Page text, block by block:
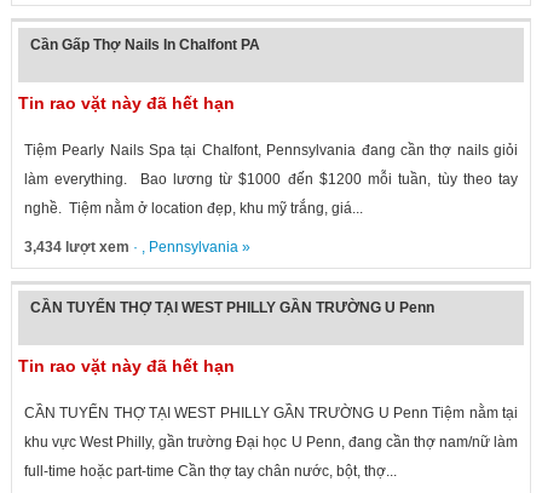
Cần Gấp Thợ Nails In Chalfont PA
Tin rao vặt này đã hết hạn
Tiệm Pearly Nails Spa tại Chalfont, Pennsylvania đang cần thợ nails giỏi
làm everything. Bao lương từ $1000 đến $1200 mỗi tuần, tùy theo tay
nghề. Tiệm nằm ở location đẹp, khu mỹ trắng, giá...
3,434 lượt xem · , Pennsylvania»
CẦN TUYỂN THỢ TẠI WEST PHILLY GẦN TRƯỜNG U Penn
Tin rao vặt này đã hết hạn
CẦN TUYỂN THỢ TẠI WEST PHILLY GẦN TRƯỜNG U Penn Tiệm nằm tại
khu vực West Philly, gần trường Đại học U Penn, đang cần thợ nam/nữ làm
full-time hoặc part-time Cần thợ tay chân nước, bột, thợ...